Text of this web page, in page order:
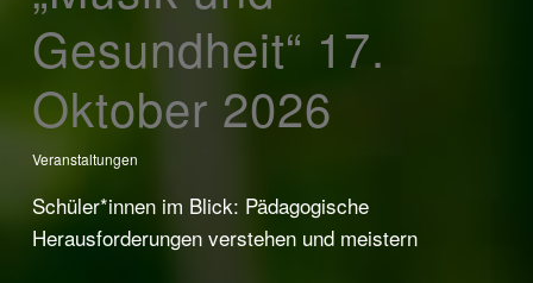
Gesundheit“ 17.
Oktober 2026
Veranstaltungen
Schüler*innen im Blick: Pädagogische
Herausforderungen verstehen und meistern